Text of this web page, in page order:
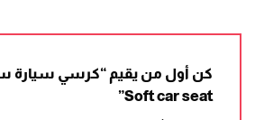
كن أول من يقيم “كرسي سيارة
Soft car seat”